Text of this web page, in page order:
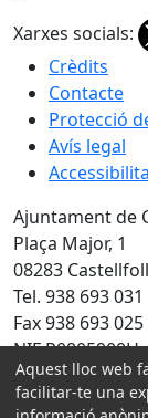
Xarxes socials:
Crèdits
Contacte
Protecció
Avís legal
Ajuntament de
Plaça Major, 1
08283
Tel. 938 693 031
Fax 938 693 025
NIF P0805900H
Amb la
Aquest lloc web
facilitar-te una